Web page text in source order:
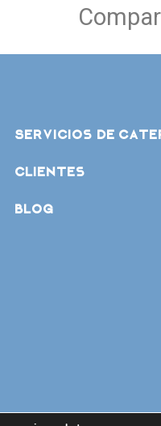
Servicios de
Clientes
Blog